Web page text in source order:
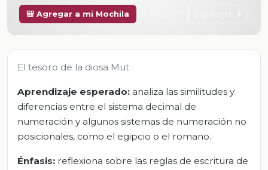
🎒 Agregar a mi Mochila
El tesoro de la diosa Mut
Aprendizaje esperado: analiza las similitudes y
diferencias entre el sistema decimal de
numeración y algunos sistemas de numeración no
posicionales, como el egipcio o el romano.
Énfasis: reflexiona sobre las reglas de escritura de